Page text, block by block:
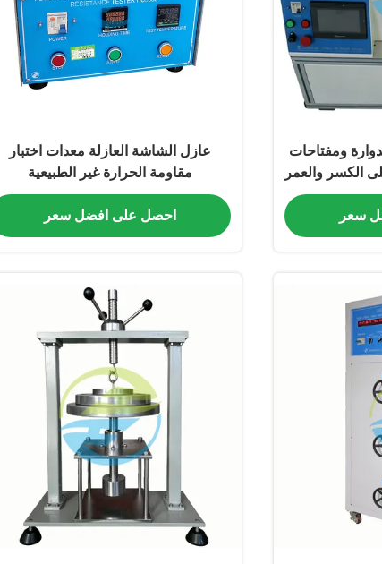
ومفتاحات
الكسر والعمر
سعر
عازل الشاشة العازلة معدات اختبار
مقاومة الحرارة غير الطبيعية
احصل على افضل سعر